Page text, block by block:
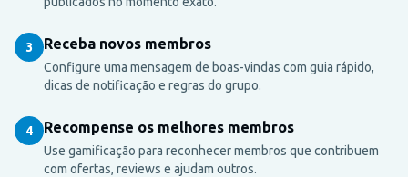
3 Receba novos membros
Configure uma mensagem de boas-vindas com guia rápido,
dicas de notificação e regras do grupo.
4 Recompense os melhores membros
Use gamificação para reconhecer membros que contribuem
com ofertas, reviews e ajudam outros.